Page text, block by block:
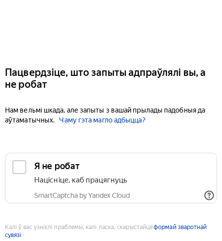
Пацвердзіце, што запыты адпраўлялі вы, а
не робат
Нам вельмі шкада, але запыты з вашай прылады падобныя да
аўтаматычных.
Чаму гэта магло адбыцца?
Я не робат
Націсніце, каб працягнуць
SmartCaptcha by Yandex Cloud
Калі ў вас узніклі праблемы, калі ласка, скарыстайцеформай зваротнай
сувязі